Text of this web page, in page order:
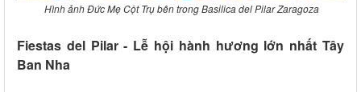
Hình ảnh Đức Mẹ Cột Trụ bên trong Basilica del Pilar Zaragoza
Fiestas del Pilar - Lễ hội hành hương lớn nhất Tây
Ban Nha